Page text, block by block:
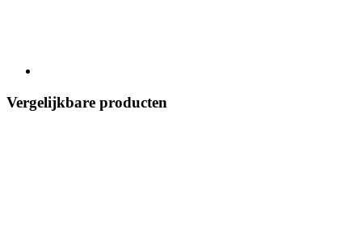
Vergelijkbare producten